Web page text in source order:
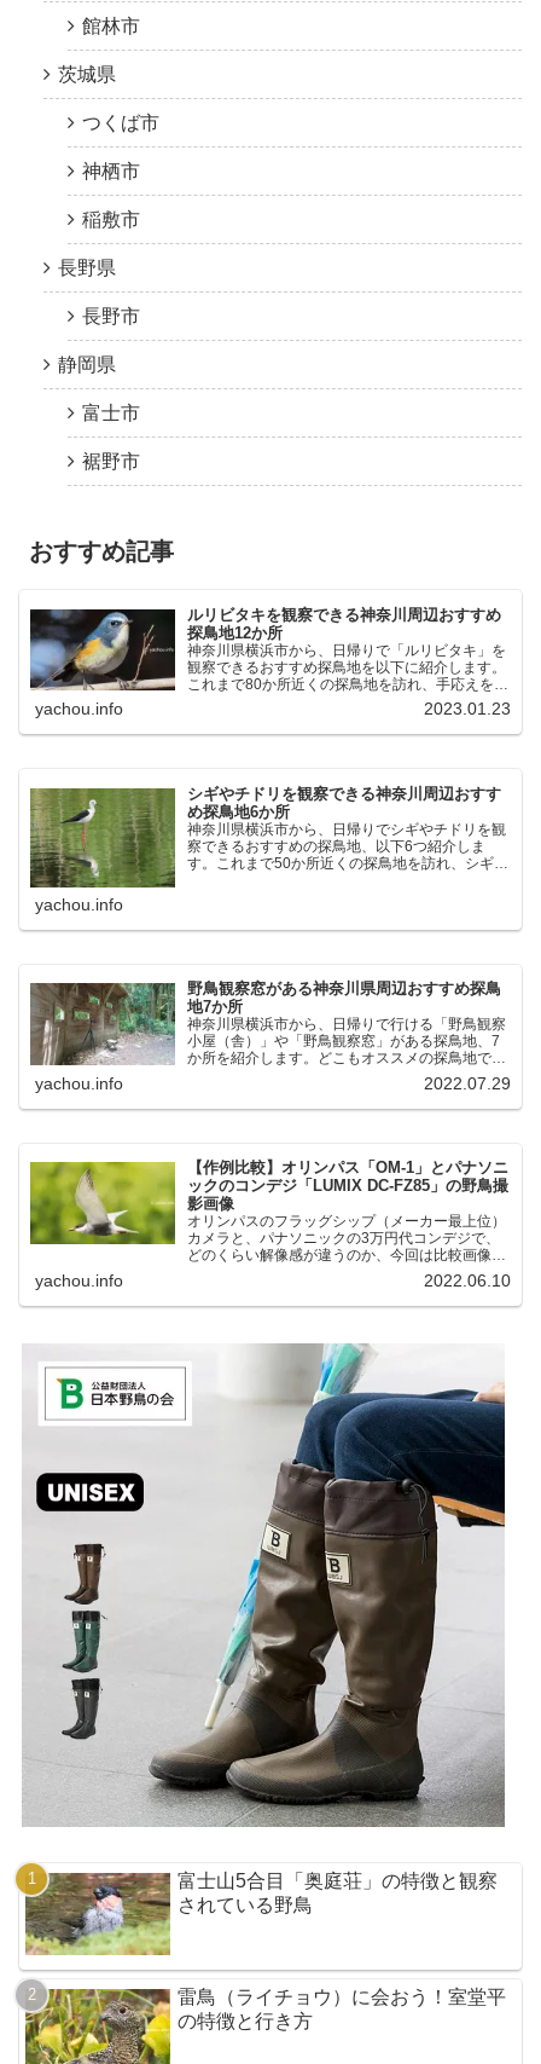
館林市
茨城県
つくば市
神栖市
稲敷市
長野県
長野市
静岡県
富士市
裾野市
おすすめ記事
ルリビタキを観察できる神奈川周辺おすすめ
探鳥地12か所
神奈川県横浜市から、日帰りで「ルリビタキ」を
観察できるおすすめ探鳥地を以下に紹介します。
これまで80か所近くの探鳥地を訪れ、手応えを感
じた場所です。以下、★ が多いほど観察しやす
く、出現頻度が高いと感じた場所です。 北本自然
観察公園：埼玉県...
yachou.info 2023.01.23
シギやチドリを観察できる神奈川周辺おすす
め探鳥地6か所
神奈川県横浜市から、日帰りでシギやチドリを観
察できるおすすめの探鳥地、以下6つ紹介しま
す。これまで50か所近くの探鳥地を訪れ、シギや
yachou.info
野鳥観察窓がある神奈川県周辺おすすめ探鳥
地7か所
神奈川県横浜市から、日帰りで行ける「野鳥観察
小屋（舎）」や「野鳥観察窓」がある探鳥地、7
か所を紹介します。どこもオススメの探鳥地で
す。実際に訪れてみると、野山にいる野鳥、海や
湖にいる野鳥それぞれ違う観察になりました。街
中にあり、電車で行ける...
yachou.info 2022.07.29
【作例比較】オリンパス「OM-1」とパナソニ
ックのコンデジ「LUMIX DC-FZ85」の野鳥撮
影画像
オリンパスのフラッグシップ（メーカー最上位）
カメラと、パナソニックの3万円代コンデジで、
どのくらい解像感が違うのか、今回は比較画像を
紹介します。私はコンデジを愛用しているのです
が、相棒がオリンパス「OM-1」を使い始めたと
ころ、同じ被写体で...
yachou.info 2022.06.10
富士山5合目「奥庭荘」の特徴と観察
されている野鳥
雷鳥（ライチョウ）に会おう！室堂平
の特徴と行き方